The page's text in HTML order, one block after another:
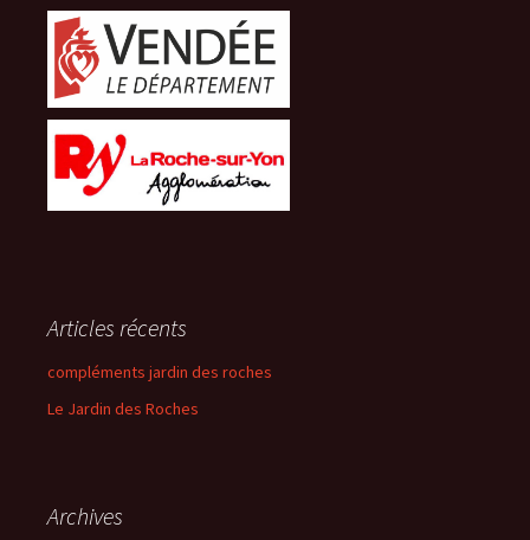
Articles récents
compléments jardin des roches
Le Jardin des Roches
Archives